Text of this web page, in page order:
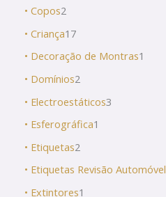
• Copos2
• Criança17
• Decoração de Montras1
• Domínios2
• Electroestáticos3
• Esferográfica1
• Etiquetas2
• Etiquetas Revisão Automóvel
• Extintores1